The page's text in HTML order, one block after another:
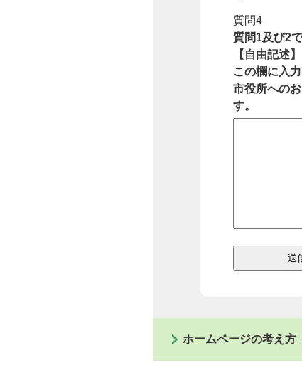
質問4
質問1及び2
【自由記述】
この欄に入
市役所への
す。
ホームページの考え方